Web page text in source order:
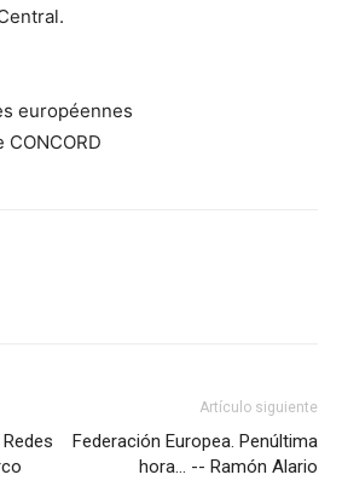
européennes
Artículo siguiente
Federación Europea. Penúltima
hora… -- Ramón Alario